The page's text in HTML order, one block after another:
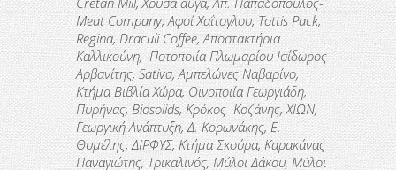
Meat Company, Αφοί Χαΐτογλου,Tottis Pack,
Regina,Draculi Coffee, Αποστακτήρια
Καλλικούνη, Ποτοποιία Πλωμαρίου Ισίδωρος
Αρβανίτης,Sativa, Αμπελώνες Ναβαρίνο,
Κτήμα Βιβλία Χώρα, Οινοποιία Γεωργιάδη,
Πυρήνας,Biosolids, Κρόκος Κοζάνης, ΧΙΩΝ,
Γεωργική Ανάπτυξη, Δ. Κορωνάκης, Ε.
Θυμέλης, ΔΙΡΦΥΣ, Κτήμα Σκούρα, Καρακάνας
Παναγιώτης, Τρικαλινός, Μύλοι Δάκου, Μύλοι